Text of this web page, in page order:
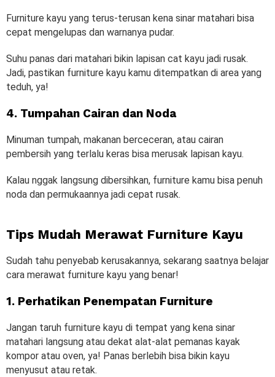
Furniture kayu yang terus-terusan kena sinar matahari bisa
cepat mengelupas dan warnanya pudar.
Suhu panas dari matahari bikin lapisan cat kayu jadi rusak.
Jadi, pastikan furniture kayu kamu ditempatkan di area yang
teduh, ya!
4. Tumpahan Cairan dan Noda
Minuman tumpah, makanan berceceran, atau cairan
pembersih yang terlalu keras bisa merusak lapisan kayu.
Kalau nggak langsung dibersihkan, furniture kamu bisa penuh
noda dan permukaannya jadi cepat rusak.
Tips Mudah Merawat Furniture Kayu
Sudah tahu penyebab kerusakannya, sekarang saatnya belajar
cara merawat furniture kayu yang benar!
1. Perhatikan Penempatan Furniture
Jangan taruh furniture kayu di tempat yang kena sinar
matahari langsung atau dekat alat-alat pemanas kayak
kompor atau oven, ya! Panas berlebih bisa bikin kayu
menyusut atau retak.